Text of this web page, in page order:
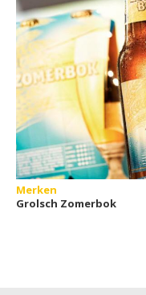
Merken
Grolsch Zomerbok